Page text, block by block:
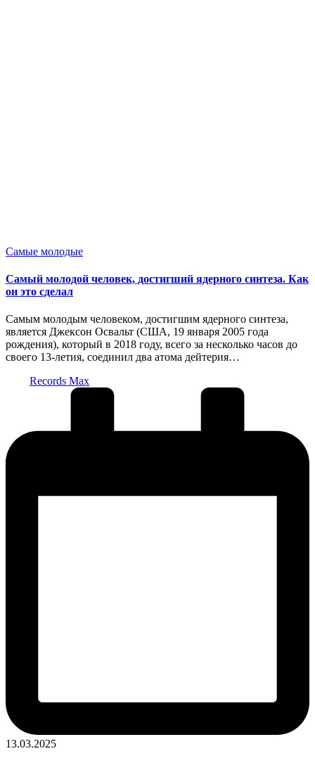
Опубликовано
Самые молодые
Самый молодой человек, достигший ядерного синтеза. Как
он это сделал
Самым молодым человеком, достигшим ядерного синтеза,
является Джексон Освальт (США, 19 января 2005 года
рождения), который в 2018 году, всего за несколько часов до
своего 13-летия, соединил два атома дейтерия…
Records Max
13.03.2025